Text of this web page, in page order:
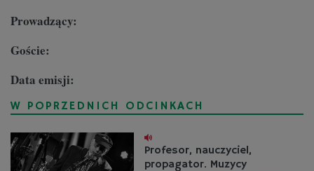
Prowadzący:
Goście:
Data emisji:
W POPRZEDNICH ODCINKACH
Profesor, nauczyciel,
propagator. Muzycy